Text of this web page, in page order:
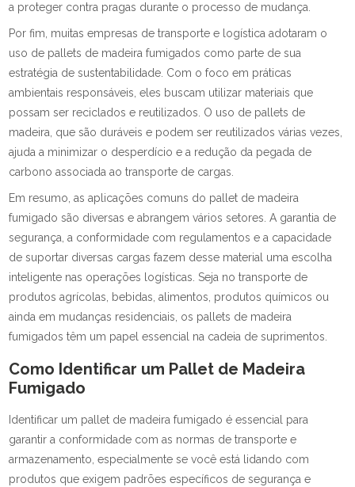
a proteger contra pragas durante o processo de mudança.
Por fim, muitas empresas de transporte e logística adotaram o
uso de pallets de madeira fumigados como parte de sua
estratégia de sustentabilidade. Com o foco em práticas
ambientais responsáveis, eles buscam utilizar materiais que
possam ser reciclados e reutilizados. O uso de pallets de
madeira, que são duráveis e podem ser reutilizados várias vezes,
ajuda a minimizar o desperdício e a redução da pegada de
carbono associada ao transporte de cargas.
Em resumo, as aplicações comuns do pallet de madeira
fumigado são diversas e abrangem vários setores. A garantia de
segurança, a conformidade com regulamentos e a capacidade
de suportar diversas cargas fazem desse material uma escolha
inteligente nas operações logísticas. Seja no transporte de
produtos agrícolas, bebidas, alimentos, produtos químicos ou
ainda em mudanças residenciais, os pallets de madeira
fumigados têm um papel essencial na cadeia de suprimentos.
Como Identificar um Pallet de Madeira
Fumigado
Identificar um pallet de madeira fumigado é essencial para
garantir a conformidade com as normas de transporte e
armazenamento, especialmente se você está lidando com
produtos que exigem padrões específicos de segurança e